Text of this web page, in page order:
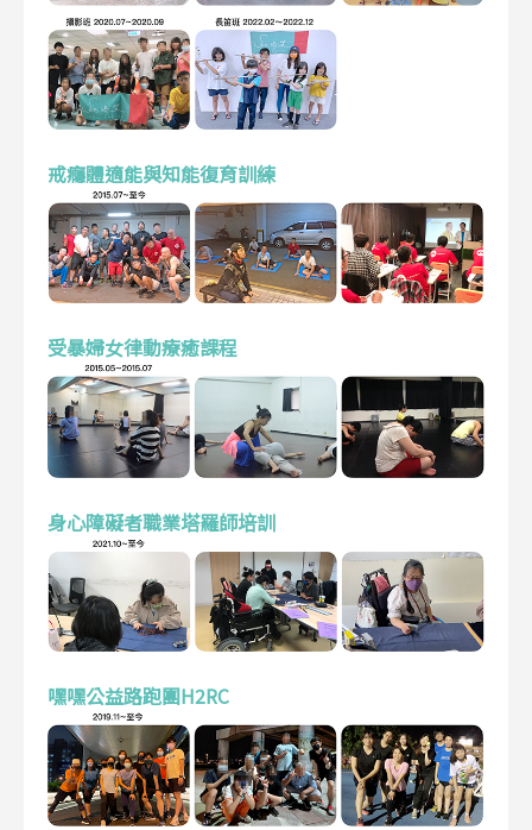
戒癮體適能與知能復育訓練
受暴婦女律動療癒課程
身心障礙者職業塔羅師培訓
嘿嘿公益路跑團H2RC